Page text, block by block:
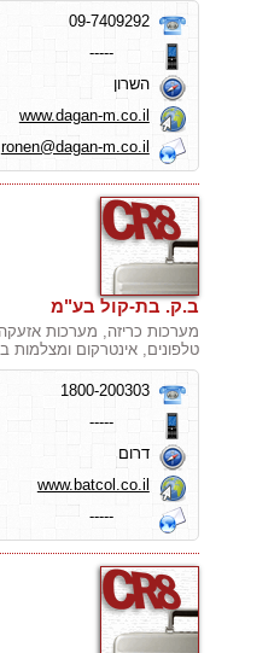
ב.ק. בת-קול בע"מ
מערכות כריזה, מערכות
טלפונים, אינטרקום ומצלמות
1800-200303
-----
דרום
www.batcol.co.il
-----
09-7409292
-----
השרון
www.dagan-m.co.il
ronen@dagan-m.co.il